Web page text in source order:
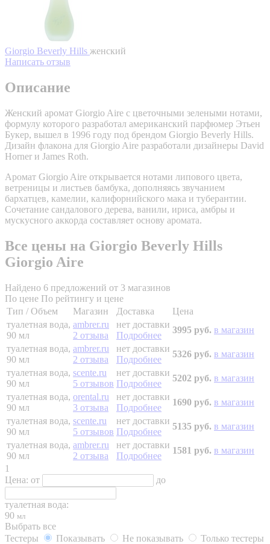
Giorgio Beverly Hills женский
Написать отзыв
Описание
Женский аромат Giorgio Aire с цветочными зелеными нотами,
формулу которого разработал американский парфюмер Этьен
Букер, вышел в 1996 году под брендом Giorgio Beverly Hills.
Дизайн флакона для Giorgio Aire разработали дизайнеры David
Horner и James Roth.
Аромат Giorgio Aire открывается нотами липового цвета,
ветреницы и листьев бамбука, дополняясь звучанием
бархатцев, камелии, калифорнийского мака и туберантии.
Сочетание сандалового дерева, ванили, ириса, амбры и
мускусного аккорда составляет основу аромата.
Все цены на Giorgio Beverly Hills
Giorgio Aire
Найдено 6 предложений от 3 магазинов
По цене По рейтингу и цене
Тип / Объем
Магазин Доставка
Цена
туалетная вода,
90 мл
ambrer.ru
2 отзыва
нет доставки
Подробнее
3995 руб. в магазин
туалетная вода,
90 мл
ambrer.ru
2 отзыва
нет доставки
Подробнее
5326 руб. в магазин
туалетная вода,
90 мл
scente.ru
5 отзывов
нет доставки
Подробнее
5202 руб. в магазин
туалетная вода,
90 мл
orental.ru
3 отзыва
нет доставки
Подробнее
1690 руб. в магазин
туалетная вода,
90 мл
scente.ru
5 отзывов
нет доставки
Подробнее
5135 руб. в магазин
туалетная вода,
90 мл
ambrer.ru
2 отзыва
нет доставки
Подробнее
1581 руб. в магазин
1
Цена: от до
туалетная вода:
90 мл
Выбрать все
Тестеры
Показывать Не показывать
Только тестеры